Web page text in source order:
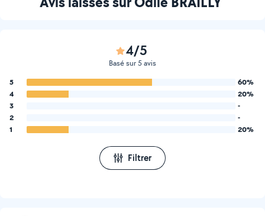
4/5
Basé sur 5 avis
5
60%
4
20%
3
-
2
-
1
20%
Filtrer